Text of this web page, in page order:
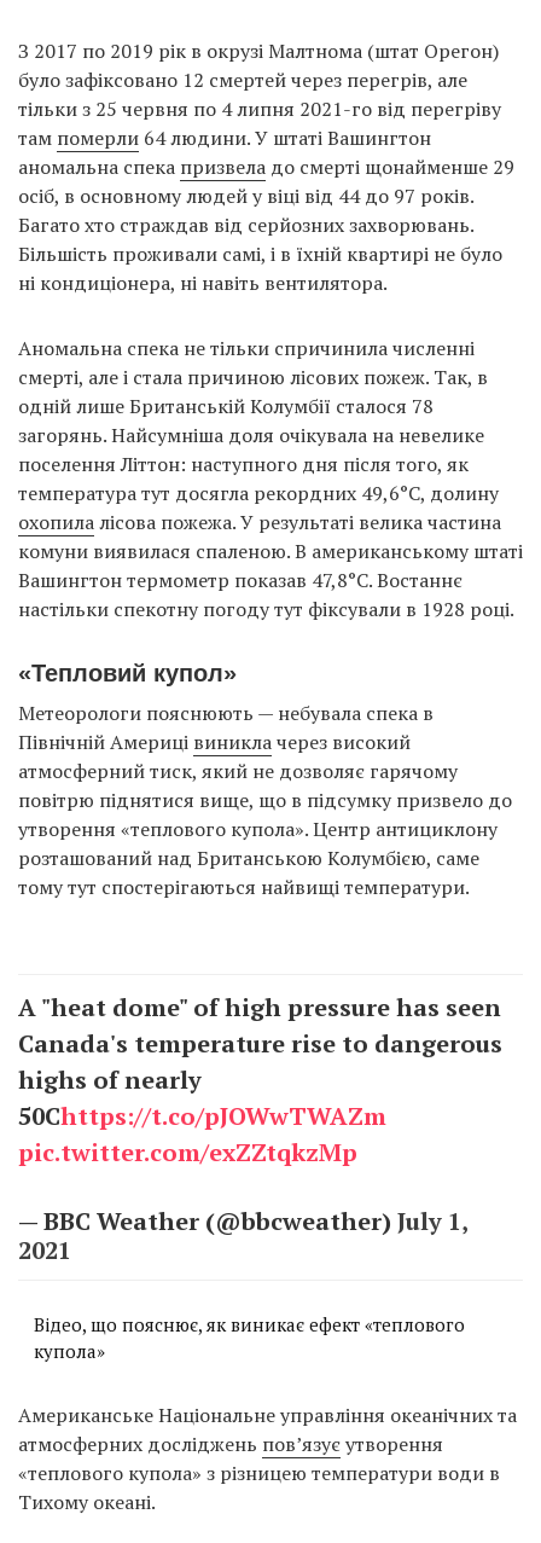
З 2017 по 2019 рік в окрузі Малтнома (штат Орегон)
було зафіксовано 12 смертей через перегрів, але
тільки з 25 червня по 4 липня 2021-го від перегріву
там померли 64 людини. У штаті Вашингтон
аномальна спека призвела до смерті щонайменше 29
осіб, в основному людей у ​​віці від 44 до 97 років.
Багато хто страждав від серйозних захворювань.
Більшість проживали самі, і в їхній квартирі не було
ні кондиціонера, ні навіть вентилятора.
Аномальна спека не тільки спричинила численні
смерті, але і стала причиною лісових пожеж. Так, в
одній лише Британській Колумбії сталося 78
загорянь. Найсумніша доля очікувала на невелике
поселення Літтон: наступного дня після того, як
температура тут досягла рекордних 49,6°C, долину
охопилалісова пожежа. У результаті велика частина
комуни виявилася спаленою. В американському штаті
Вашингтон термометр показав 47,8°C. Востаннє
настільки спекотну погоду тут фіксували в 1928 році.
«Тепловий купол»
Метеорологи пояснюють — небувала спека в
Північній Америці виниклачерез високий
атмосферний тиск, який не дозволяє гарячому
повітрю піднятися вище, що в підсумку призвело до
утворення «теплового купола». Центр антициклону
розташований над Британською Колумбією, саме
тому тут спостерігаються найвищі температури.
A "heat dome" of high pressure has seen
Canada's temperature rise to dangerous
highs of nearly
50Chttps://t.co/pJOWwTWAZm
pic.twitter.com/exZZtqkzMp
— BBC Weather (@bbcweather) July 1,
2021
Відео, що пояснює, як виникає ефект «теплового
купола»
Американське Національне управління океанічних та
атмосферних досліджень пов’язуєутворення
«теплового купола» з різницею температури води в
Тихому океані.